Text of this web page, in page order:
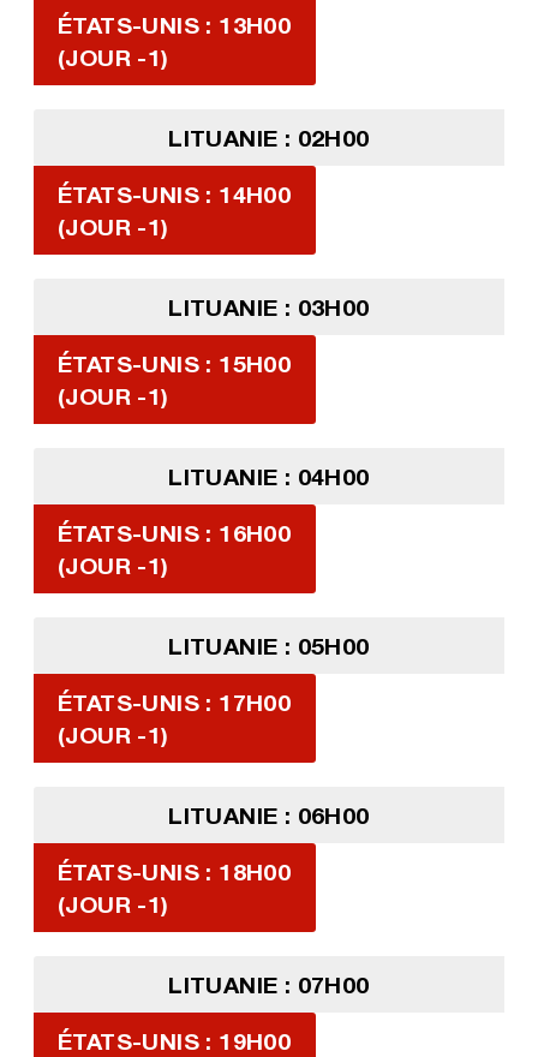
ÉTATS-UNIS : 13H00
(JOUR -1)
LITUANIE : 02H00
ÉTATS-UNIS : 14H00
(JOUR -1)
LITUANIE : 03H00
ÉTATS-UNIS : 15H00
(JOUR -1)
LITUANIE : 04H00
ÉTATS-UNIS : 16H00
(JOUR -1)
LITUANIE : 05H00
ÉTATS-UNIS : 17H00
(JOUR -1)
LITUANIE : 06H00
ÉTATS-UNIS : 18H00
(JOUR -1)
LITUANIE : 07H00
ÉTATS-UNIS : 19H00